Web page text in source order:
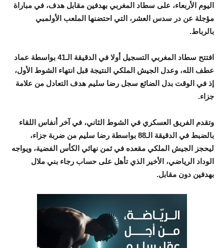
اليوم الأربعاء، على سطاد المغربي بهدفين مقابل هدف، في مباراة
مؤجلة عن در سدس العشر، التي احتضنها الملعب الأولمبي
بالرباط.
افتتح سطاد المغربي التسجيل أولا في الدقيقة الـ41 بواسطة عماد
عطف الله، وعدل الجيش الملكي النتيجة قبل انتهاء الشوط الأول،
إذ في الوقت بدل الضائع سجل رضا سليم هدف التعادل من علامة
جزاء.
وتقدم الفريق العسكري في الشوط الثاني، في آخر أنفاس اللقاء
بالضبط في الدقيقة الـ88 بواسطة رضا سليم من ضربة جزاء،
ليحجز الجيش الملكي مقعده في ثمن نهائي الكأس الفضية، ويواجه
الوداد الرياضي، الأخير الذي تأهل على حساب رجاء بني ملال
بهدفين دون مقابل.